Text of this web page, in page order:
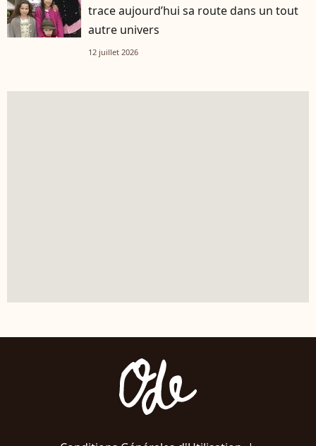
trace aujourd’hui sa route dans un tout
autre univers
12 juillet 2026